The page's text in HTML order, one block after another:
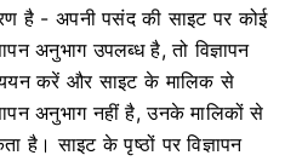
है - अपनी पसंद की साइट पर कोई
अनुभाग उपलब्ध है, तो विज्ञापन
करें और साइट के मालिक से
अनुभाग नहीं है, उनके मालिकों से
है। साइट के पृष्ठों पर विज्ञापन